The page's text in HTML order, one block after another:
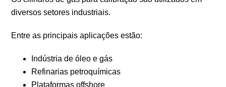
diversos setores industriais.
Entre as principais aplicações estão:
Indústria de óleo e gás
Refinarias petroquímicas
Plataformas offshore